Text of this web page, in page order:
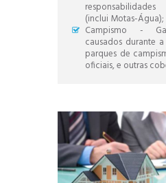
(inclui Motas-Água);
Campismo -
causados durante
parques de
oficiais, e outras